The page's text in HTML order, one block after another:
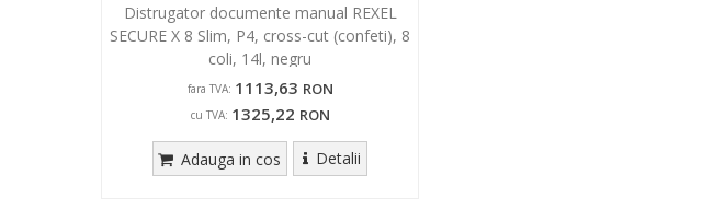
Distrugator documente manual REXEL
SECURE X 8 Slim, P4, cross-cut (confeti), 8
coli, 14l, negru
fara TVA: 1113,63 RON
cu TVA: 1325,22 RON
Adauga in cos Detalii